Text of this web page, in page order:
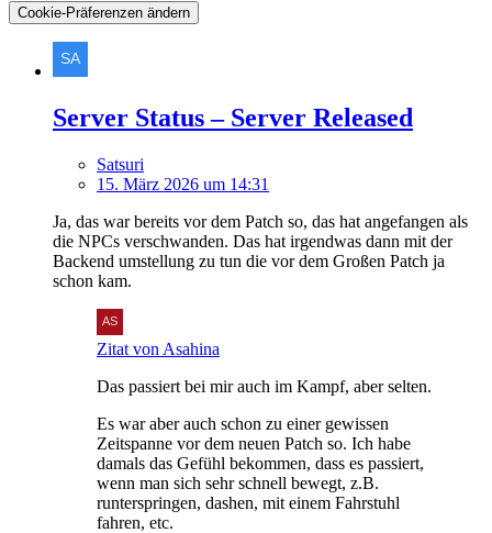
Cookie-Präferenzen ändern
Server Status – Server Released
Satsuri
15. März 2026 um 14:31
Ja, das war bereits vor dem Patch so, das hat angefangen als
die NPCs verschwanden. Das hat irgendwas dann mit der
Backend umstellung zu tun die vor dem Großen Patch ja
schon kam.
Zitat von Asahina
Das passiert bei mir auch im Kampf, aber selten.
Es war aber auch schon zu einer gewissen
Zeitspanne vor dem neuen Patch so. Ich habe
damals das Gefühl bekommen, dass es passiert,
wenn man sich sehr schnell bewegt, z.B.
runterspringen, dashen, mit einem Fahrstuhl
fahren, etc.